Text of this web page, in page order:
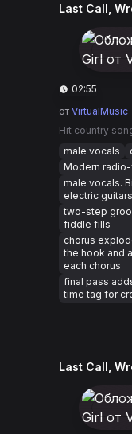
Last Call,
02:55
от VirtualMusic
Hit country
male vocals
Modern
male vocals.
electric
two-step
fiddle fills
chorus
the hook and
each chorus
final pass
time tag for
Last Call,